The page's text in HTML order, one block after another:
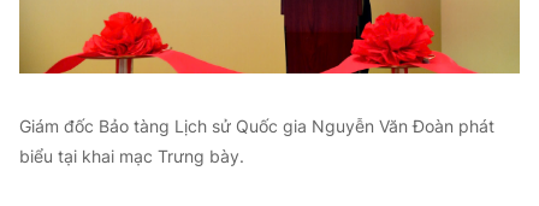
Giám đốc Bảo tàng Lịch sử Quốc gia Nguyễn Văn Đoàn phát
biểu tại khai mạc Trưng bày.